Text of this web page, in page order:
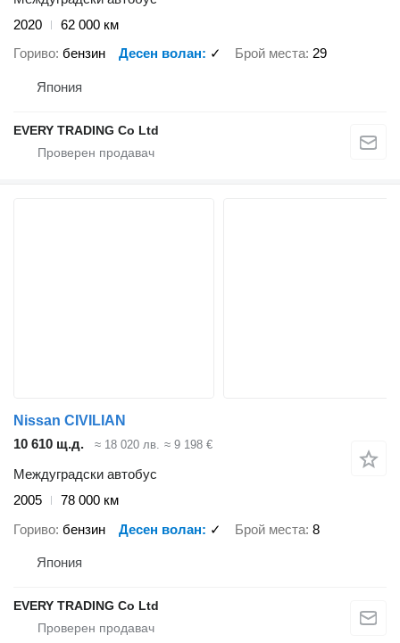
2020
62 000 км
Гориво бензин Десен волан ✓ Брой места 29
Япония
EVERY TRADING Co Ltd
Nissan CIVILIAN
10 610 щ.д.
≈ 18 020 лв. ≈ 9 198 €
Междуградски автобус
2005
78 000 км
Гориво бензин Десен волан ✓ Брой места 8
Япония
EVERY TRADING Co Ltd